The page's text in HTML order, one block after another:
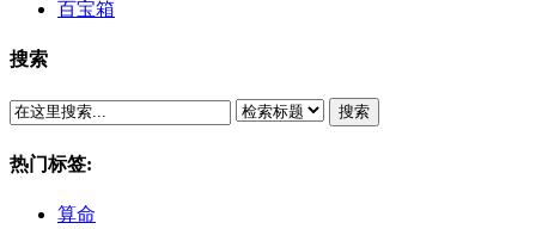
百宝箱
搜索
搜索
热门标签:
算命